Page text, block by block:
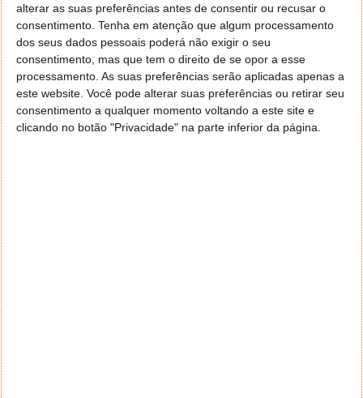
alterar as suas preferências antes de consentir ou recusar o
consentimento. Tenha em atenção que algum processamento
dos seus dados pessoais poderá não exigir o seu
consentimento, mas que tem o direito de se opor a esse
processamento. As suas preferências serão aplicadas apenas a
este website. Você pode alterar suas preferências ou retirar seu
consentimento a qualquer momento voltando a este site e
clicando no botão "Privacidade" na parte inferior da página.